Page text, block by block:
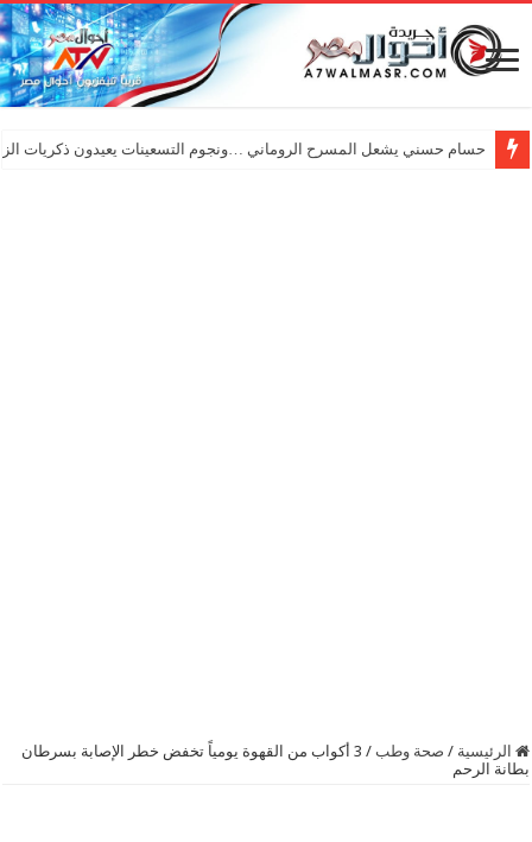
حسام حسني يشعل المسرح الروماني …ونجوم التسعينات يعيدون ذكريات
الرئيسية / صحة وطب /
3 أكواب من ‫‏القهوة‬ يومياً تخفض خطر الإصابة بسرطان
بطانة الرحم